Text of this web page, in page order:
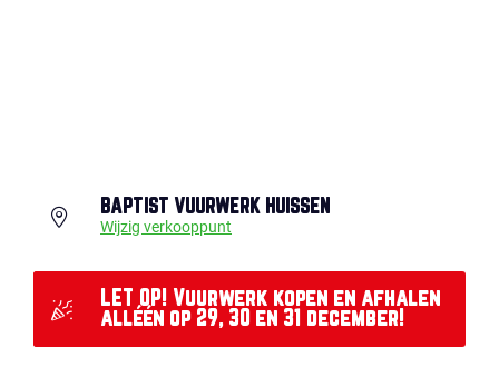
BAPTIST VUURWERK HUISSEN
Wijzig verkooppunt
LET OP! Vuurwerk kopen en afhalen
alléén op 29, 30 en 31 december!